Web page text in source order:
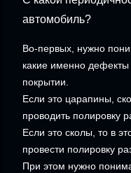
автомобиль?
Во-первых, нужно
какие именно
покрытии.
Если это царапины,
проводить полировку
Если это сколы, то в
провести полировку
При этом нужно